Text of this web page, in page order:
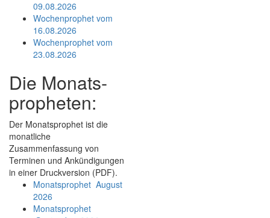
09.08.2026
Wochenprophet vom
16.08.2026
Wochenprophet vom
23.08.2026
Die Monats­
propheten:
Der Monats­prophet ist die
monatliche
Zusammenfassung von
Terminen und Ankündigungen
in einer Druckversion (PDF).
Monatsprophet August
2026
Monatsprophet